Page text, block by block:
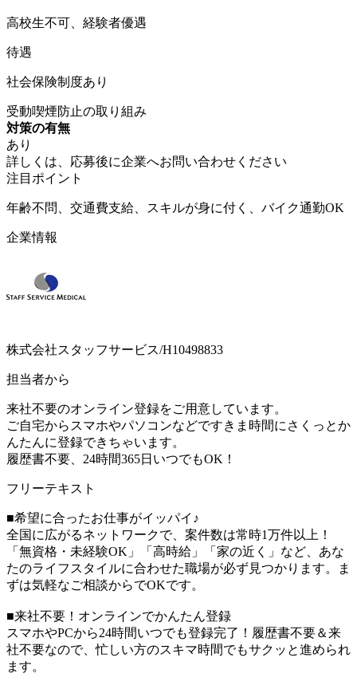
高校生不可、経験者優遇
待遇
社会保険制度あり
受動喫煙防止の取り組み
対策の有無
あり
詳しくは、応募後に企業へお問い合わせください
注目ポイント
年齢不問、交通費支給、スキルが身に付く、バイク通勤OK
企業情報
株式会社スタッフサービス/H10498833
担当者から
来社不要のオンライン登録をご用意しています。
ご自宅からスマホやパソコンなどですきま時間にさくっとか
んたんに登録できちゃいます。
履歴書不要、24時間365日いつでもOK！
フリーテキスト
■希望に合ったお仕事がイッパイ♪
全国に広がるネットワークで、案件数は常時1万件以上！
「無資格・未経験OK」「高時給」「家の近く」など、あな
たのライフスタイルに合わせた職場が必ず見つかります。ま
ずは気軽なご相談からでOKです。
■来社不要！オンラインでかんたん登録
スマホやPCから24時間いつでも登録完了！履歴書不要＆来
社不要なので、忙しい方のスキマ時間でもサクッと進められ
ます。